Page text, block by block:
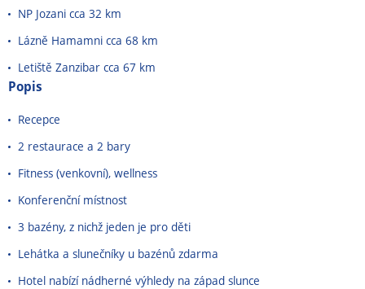
NP Jozani cca 32 km
Lázně Hamamni cca 68 km
Letiště Zanzibar cca 67 km
Popis
Recepce
2 restaurace a 2 bary
Fitness (venkovní), wellness
Konferenční místnost
3 bazény, z nichž jeden je pro děti
Lehátka a slunečníky u bazénů zdarma
Hotel nabízí nádherné výhledy na západ slunce